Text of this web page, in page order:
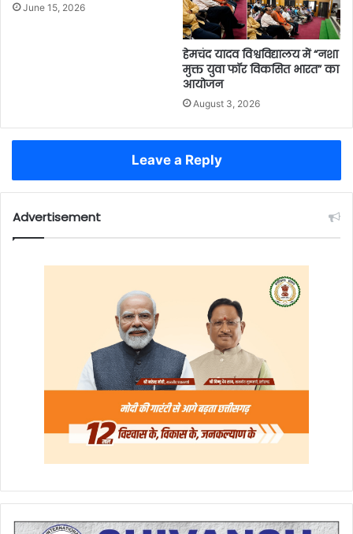
June 15, 2026
हेमचंद यादव विश्वविद्यालय में “नशा
मुक्त युवा फॉर विकसित भारत” का
आयोजन
August 3, 2026
Leave a Reply
Advertisement